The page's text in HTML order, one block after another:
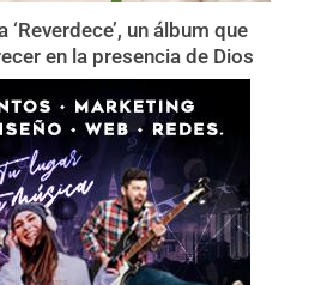
un álbum que
en la presencia de Dios